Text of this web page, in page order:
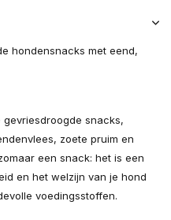
hondensnacks met eend,
gevriesdroogde snacks,
zoete pruim en
een snack: het is een
en het welzijn van je hond
voedingsstoffen.